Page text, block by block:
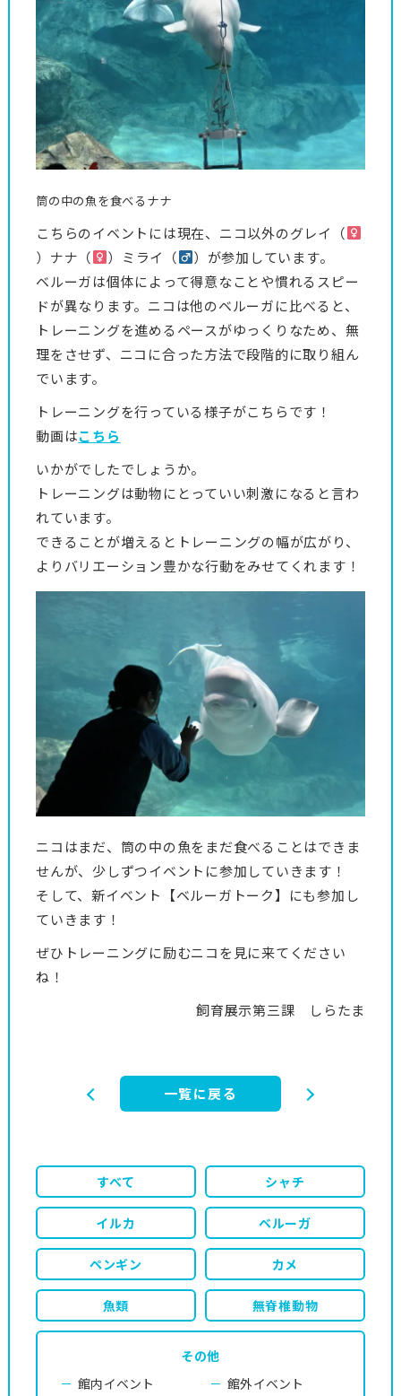
筒の中の魚を食べるナナ
こちらのイベントには現在、ニコ以外のグレイ（
）ナナ（
）ミライ（
）が参加しています。
ベルーガは個体によって得意なことや慣れるスピー
ドが異なります。ニコは他のベルーガに比べると、
トレーニングを進めるペースがゆっくりなため、無
理をさせず、ニコに合った方法で段階的に取り組ん
でいます。
トレーニングを行っている様子がこちらです！
動画はこちら
いかがでしたでしょうか。
トレーニングは動物にとっていい刺激になると言わ
れています。
できることが増えるとトレーニングの幅が広がり、
よりバリエーション豊かな行動をみせてくれます！
ニコはまだ、筒の中の魚をまだ食べることはできま
せんが、少しずつイベントに参加していきます！
そして、新イベント【ベルーガトーク】にも参加し
ていきます！
ぜひトレーニングに励むニコを見に来てください
ね！
飼育展示第三課 しらたま
一覧に戻る
すべて シャチ
イルカ ベルーガ
ペンギン カメ
魚類 無脊椎動物
その他
館内イベント
館外イベント